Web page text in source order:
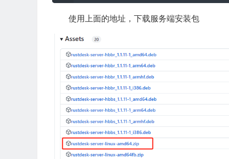
使用上面的地址，下载服务端安装包